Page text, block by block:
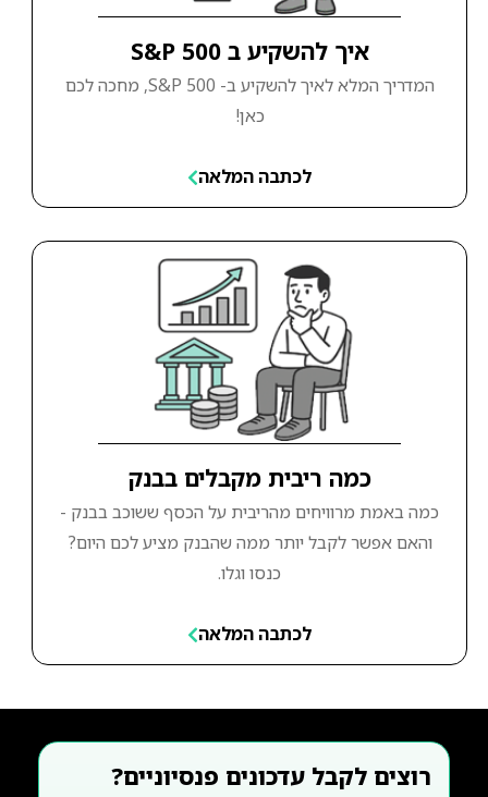
איך להשקיע ב S&P 500
המדריך המלא לאיך להשקיע ב- S&P 500, מחכה לכם
כאן!
לכתבה המלאה
כמה ריבית מקבלים בבנק
כמה באמת מרוויחים מהריבית על הכסף ששוכב בבנק -
והאם אפשר לקבל יותר ממה שהבנק מציע לכם היום?
כנסו וגלו.
לכתבה המלאה
רוצים לקבל עדכונים פנסיוניים?